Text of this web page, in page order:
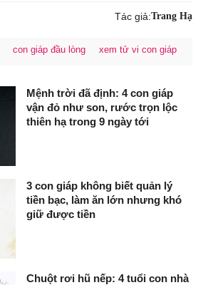
Tác giả:Trang Hạ
con giáp đầu lòng xem tử vi con giáp
Mệnh trời đã định: 4 con giáp
vận đỏ như son, rước trọn lộc
thiên hạ trong 9 ngày tới
3 con giáp không biết quản lý
tiền bạc, làm ăn lớn nhưng khó
giữ được tiền
Chuột rơi hũ nếp: 4 tuổi con nhà